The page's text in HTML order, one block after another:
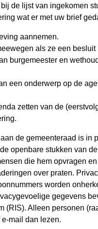
de lijst van ingekomen
wat er met uw brief
aannemen.
als ze een besluit
burgemeester en
een onderwerp op de
zetten van de
de gemeenteraad is in
openbare stukken van
die hem opvragen
over praten.
worden
gegevens
(RIS). Alleen personen
mail dan lezen.